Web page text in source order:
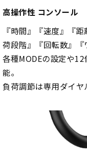
高操作性 コンソール
『時間』『速度』『
荷段階』『回転数』『
各種MODEの設定や
能。
負荷調節は専用ダイヤ